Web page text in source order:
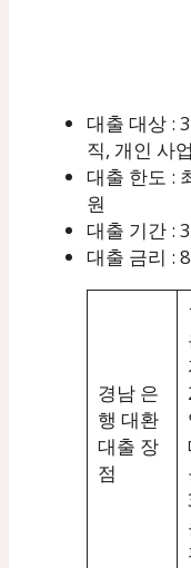
대출 대상 :
직, 개인 사
대출 한도 :
원
대출 기간 :
대출 금리 :
경남 은
행 대환
대출 장
점